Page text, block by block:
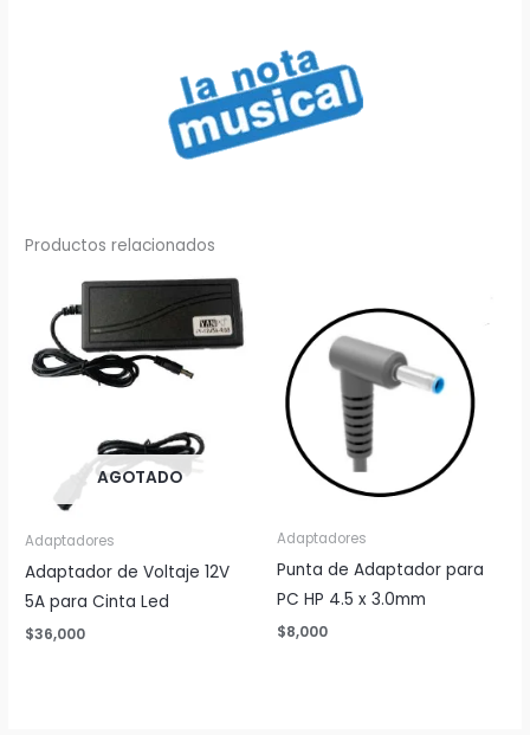
Productos relacionados
AGOTADO
Adaptadores
Adaptador de Voltaje 12V
5A para Cinta Led
$36,000
Adaptadores
Punta de Adaptador para
PC HP 4.5 x 3.0mm
$8,000